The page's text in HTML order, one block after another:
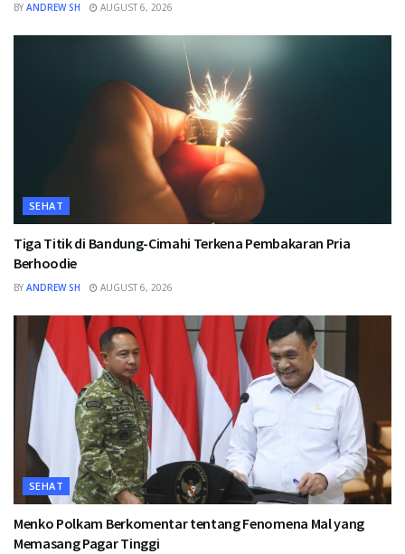
BY ANDREW SH AUGUST 6, 2026
SEHAT
Tiga Titik di Bandung-Cimahi Terkena Pembakaran Pria
Berhoodie
BY ANDREW SH AUGUST 6, 2026
SEHAT
Menko Polkam Berkomentar tentang Fenomena Mal yang
Memasang Pagar Tinggi